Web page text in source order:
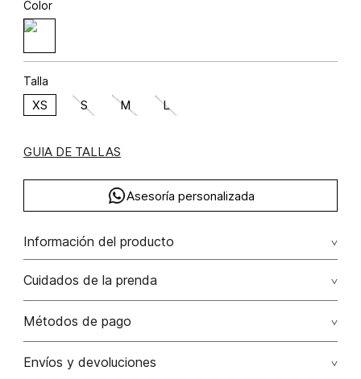
Color
Talla
XS S M L
GUIA DE TALLAS
Asesoría personalizada
Información del producto
Cuidados de la prenda
Lavar a mano por separado / no dejar en remojo / evite el
No usar lejia
Métodos de pago
Tarjetas de crédito: Visa, Dinners, Master Card y American
Envíos y devoluciones